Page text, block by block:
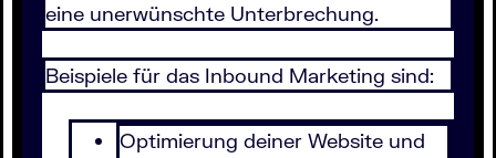
eine unerwünschte Unterbrechung.
Beispiele für das Inbound Marketing sind:
Optimierung deiner Website und